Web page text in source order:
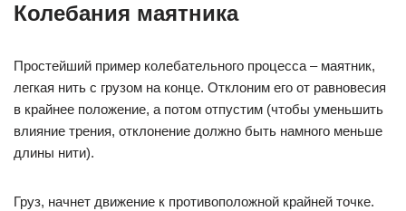
Колебания маятника
Простейший пример колебательного процесса – маятник,
легкая нить с грузом на конце. Отклоним его от равновесия
в крайнее положение, а потом отпустим (чтобы уменьшить
влияние трения, отклонение должно быть намного меньше
длины нити).
Груз, начнет движение к противоположной крайней точке.